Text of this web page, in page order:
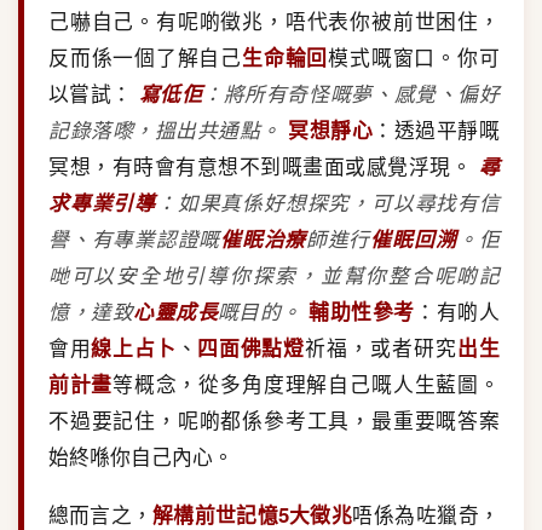
己嚇自己。有呢啲徵兆，唔代表你被前世困住，
反而係一個了解自己生命輪回模式嘅窗口。你可
以嘗試： 寫低佢：將所有奇怪嘅夢、感覺、偏好
記錄落嚟，搵出共通點。 冥想靜心 ：透過平靜嘅
冥想，有時會有意想不到嘅畫面或感覺浮現。 尋
求專業引導：如果真係好想探究，可以尋找有信
譽、有專業認證嘅催眠治療師進行催眠回溯。佢
哋可以安全地引導你探索，並幫你整合呢啲記
憶，達致心靈成長嘅目的。 輔助性參考 ：有啲人
會用線上占卜 、 四面佛點燈祈福，或者研究出生
前計畫等概念，從多角度理解自己嘅人生藍圖。
不過要記住，呢啲都係參考工具，最重要嘅答案
始終喺你自己內心。
總而言之， 解構前世記憶5大徵兆唔係為咗獵奇，